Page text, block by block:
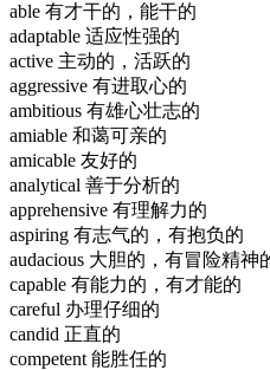
able 有才干的，能干的
adaptable 适应性强的
active 主动的，活跃的
aggressive 有进取心的
ambitious 有雄心壮志的
amiable 和蔼可亲的
amicable 友好的
analytical 善于分析的
apprehensive 有理解力的
aspiring 有志气的，有抱负的
audacious 大胆的，有冒险精神
capable 有能力的，有才能的
careful 办理仔细的
candid 正直的
competent 能胜任的